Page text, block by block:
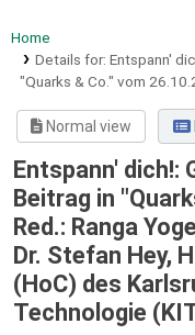
Home
Details for: Entspann'
"Quarks & Co." vom
Normal view
Entspann' dich!:
Beitrag in
Red.: Ranga
Dr. Stefan Hey,
(HoC) des
Technologie